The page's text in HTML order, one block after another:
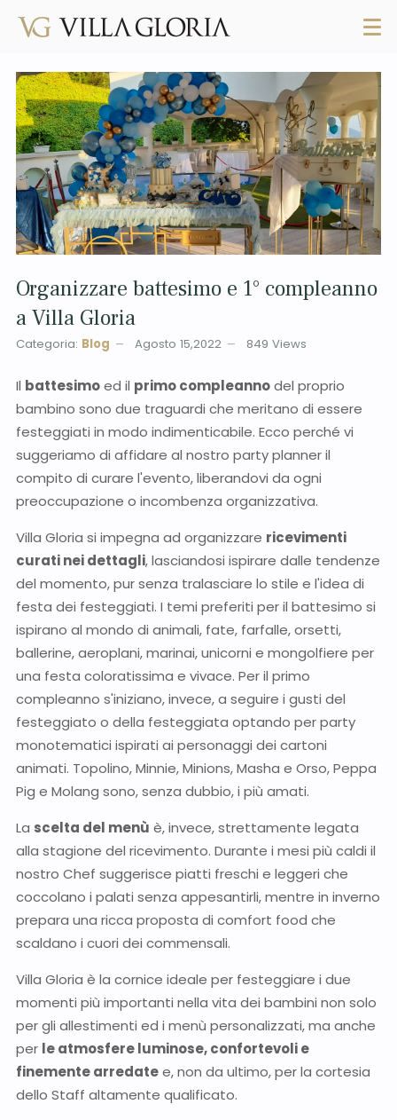
Organizzare battesimo e 1° compleanno
a Villa Gloria
Categoria: Blog Agosto 15,2022 849 Views
Il battesimoed il primo compleannodel proprio
bambino sono due traguardi che meritano di essere
festeggiati in modo indimenticabile. Ecco perché vi
suggeriamo di affidare al nostro party planner il
compito di curare l'evento, liberandovi da ogni
preoccupazione o incombenza organizzativa.
Villa Gloria si impegna ad organizzare ricevimenti
curati nei dettagli, lasciandosi ispirare dalle tendenze
del momento, pur senza tralasciare lo stile e l'idea di
festa dei festeggiati. I temi preferiti per il battesimo si
ispirano al mondo di animali, fate, farfalle, orsetti,
ballerine, aeroplani, marinai, unicorni e mongolfiere per
una festa coloratissima e vivace. Per il primo
compleanno s'iniziano, invece, a seguire i gusti del
festeggiato o della festeggiata optando per party
monotematici ispirati ai personaggi dei cartoni
animati. Topolino, Minnie, Minions, Masha e Orso, Peppa
Pig e Molang sono, senza dubbio, i più amati.
La scelta del menù è, invece, strettamente legata
alla stagione del ricevimento. Durante i mesi più caldi il
nostro Chef suggerisce piatti freschi e leggeri che
coccolano i palati senza appesantirli, mentre in inverno
prepara una ricca proposta di comfort food che
scaldano i cuori dei commensali.
Villa Gloria è la cornice ideale per festeggiare i due
momenti più importanti nella vita dei bambini non solo
per gli allestimenti ed i menù personalizzati, ma anche
per le atmosfere luminose, confortevoli e
finemente arredatee, non da ultimo, per la cortesia
dello Staff altamente qualificato.